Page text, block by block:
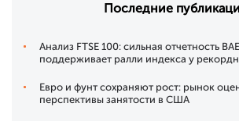
Последние
Анализ FTSE 100: сильная отчетность
поддерживает ралли индекса у
Евро и фунт сохраняют рост: рынок
перспективы занятости в США